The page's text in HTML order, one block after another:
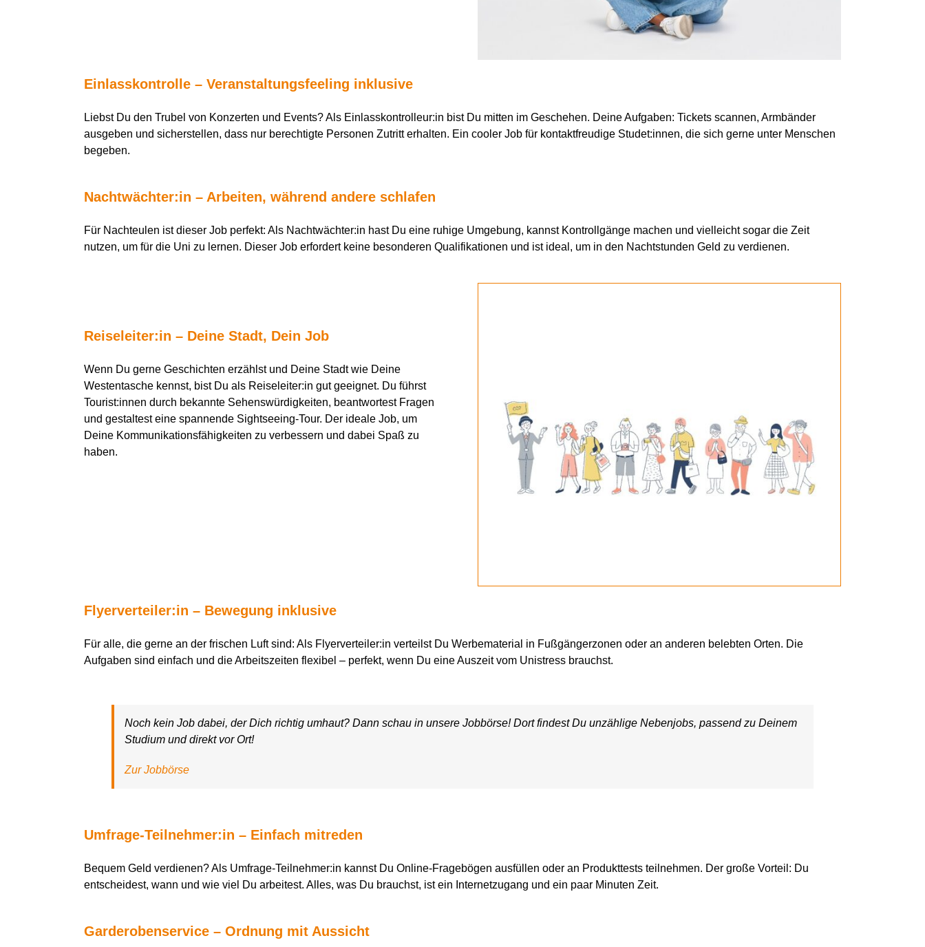
Einlasskontrolle – Veranstaltungsfeeling inklusive
Liebst Du den Trubel von Konzerten und Events? Als Einlasskontrolleur:in bist Du mitten im Geschehen. Deine Aufgaben: Tickets scannen, Armbänder
ausgeben und sicherstellen, dass nur berechtigte Personen Zutritt erhalten. Ein cooler Job für kontaktfreudige Studet:innen, die sich gerne unter Menschen
begeben.
Nachtwächter:in – Arbeiten, während andere schlafen
Für Nachteulen ist dieser Job perfekt: Als Nachtwächter:in hast Du eine ruhige Umgebung, kannst Kontrollgänge machen und vielleicht sogar die Zeit
nutzen, um für die Uni zu lernen. Dieser Job erfordert keine besonderen Qualifikationen und ist ideal, um in den Nachtstunden Geld zu verdienen.
Reiseleiter:in – Deine Stadt, Dein Job
Wenn Du gerne Geschichten erzählst und Deine Stadtwie Deine
Westentaschekennst, bist Du als Reiseleiter:in gut geeignet. Du führst
Tourist:innen durch bekannte Sehenswürdigkeiten, beantwortest Fragen
und gestaltest eine spannende Sightseeing-Tour. Der ideale Job, um
Deine Kommunikationsfähigkeiten zu verbessern und dabei Spaß zu
haben.
Flyerverteiler:in – Bewegung inklusive
Für alle, die gerne an der frischen Luft sind: Als Flyerverteiler:in verteilst Du Werbematerial in Fußgängerzonen oder an anderen belebten Orten. Die
Aufgaben sind einfach und die Arbeitszeiten flexibel – perfekt, wenn Du eine Auszeit vom Unistress brauchst.
Noch kein Job dabei, der Dich richtig umhaut? Dann schau in unsere Jobbörse! Dort findest Du unzählige Nebenjobs, passend zu Deinem
Studium und direkt vor Ort!
Zur Jobbörse
Umfrage-Teilnehmer:in – Einfach mitreden
Bequem Geld verdienen? Als Umfrage-Teilnehmer:in kannst Du Online-Fragebögen ausfüllen oder an Produkttests teilnehmen. Der große Vorteil: Du
entscheidest, wann und wie viel Du arbeitest. Alles, was Du brauchst, ist ein Internetzugang und ein paar Minuten Zeit.
Garderobenservice – Ordnung mit Aussicht